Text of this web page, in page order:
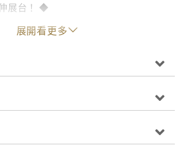
展台！ ◆
獎的邁德麥特森，2016新片【名模帝
產業為背景，冷烈華麗的色彩營造獨
特兒業界不可說的秘密，探討少女
與愛情的盲目沈溺。丹麥超模瑪莉雅
由艾德斯克林演出，相信台灣觀眾對
亦邪的魅力，詮釋起片中的角色更具
展開看更多